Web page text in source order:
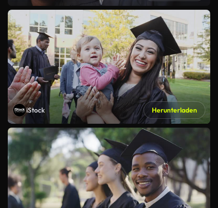
iStock Herunterladen